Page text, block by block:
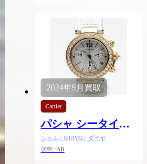
2024年9月 買取
Cartier
パシャ シータイマ
ー クロノグラフ37
シェル / K18YG / ダイヤ
状態: AB